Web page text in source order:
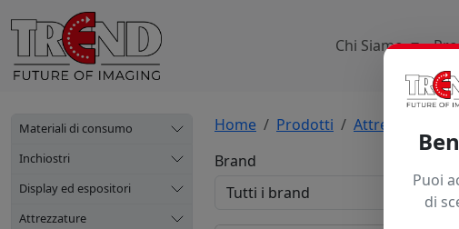
Chi Siamo
Materiali di consumo
Inchiostri
Display ed espositori
Attrezzature
Home Prodotti Attrezzature
Brand
Puoi
di